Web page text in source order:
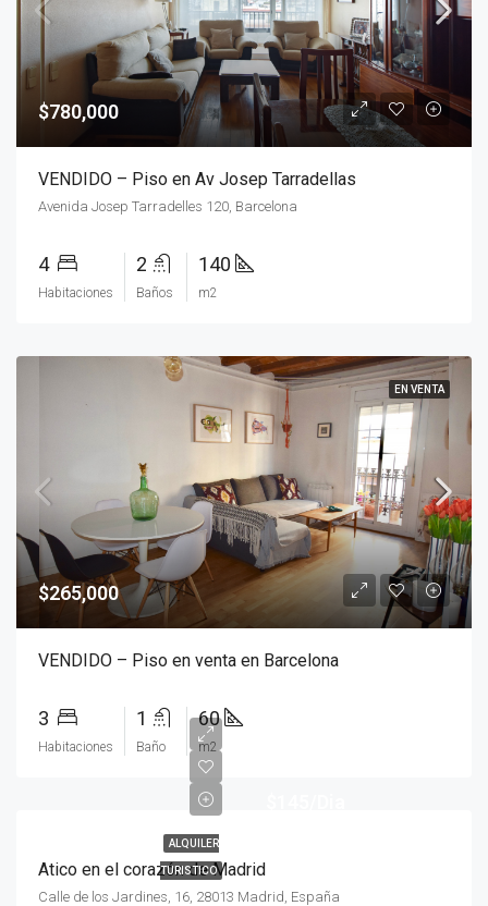
$780,000
VENDIDO – Piso en Av Josep Tarradellas
Avenida Josep Tarradelles 120, Barcelona
4
Habitaciones
2
Baños
140
m2
EN VENTA
$265,000
VENDIDO – Piso en venta en Barcelona
3
Habitaciones
1
Baño
60
m2
ALQUILER
TURISTICO
Atico en el corazón de Madrid
Calle de los Jardines, 16, 28013 Madrid, España